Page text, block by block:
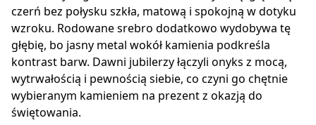
czerń bez połysku szkła, matową i spokojną w dotyku
wzroku. Rodowane srebro dodatkowo wydobywa tę
głębię, bo jasny metal wokół kamienia podkreśla
kontrast barw. Dawni jubilerzy łączyli onyks z mocą,
wytrwałością i pewnością siebie, co czyni go chętnie
wybieranym kamieniem na prezent z okazją do
świętowania.